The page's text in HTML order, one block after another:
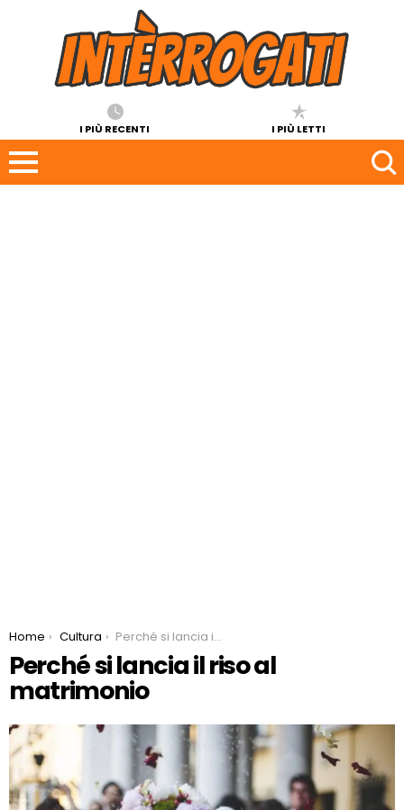
I PIÙ RECENTI I PIÙ LETTI
You are here:
Home Cultura Perché si lancia il riso al matrimonio
Perché si lancia il riso al
matrimonio